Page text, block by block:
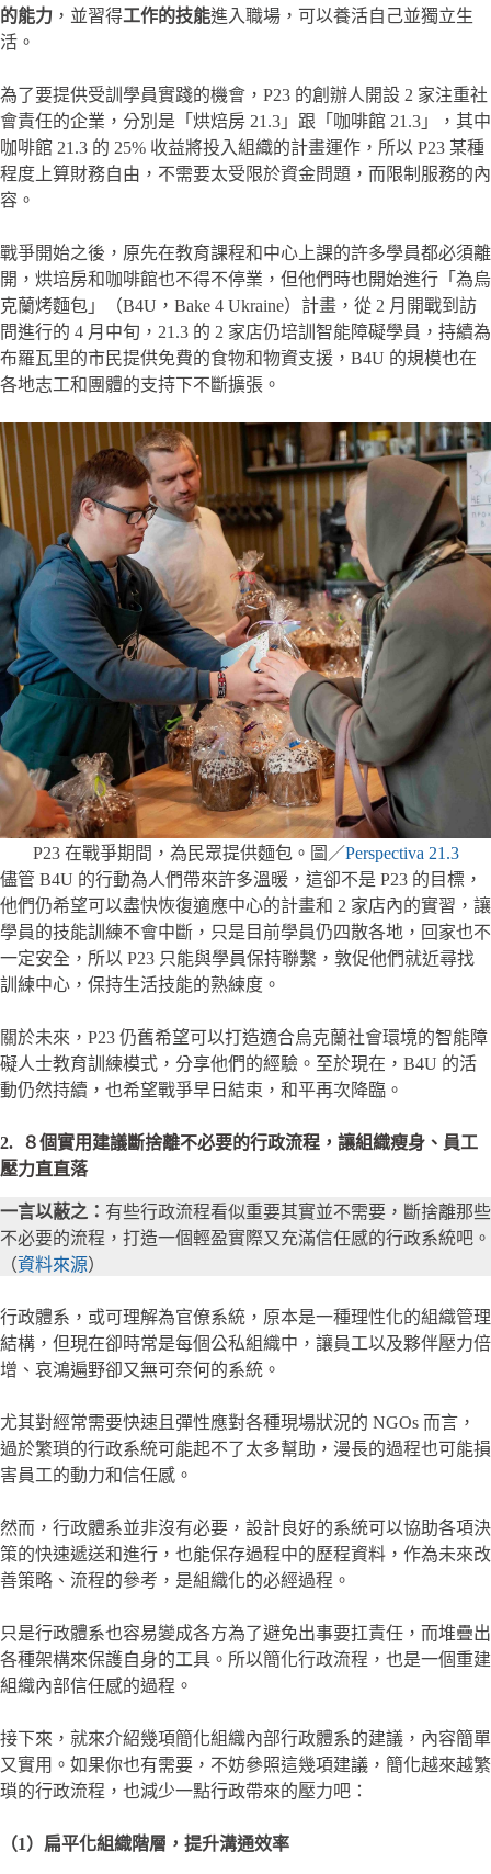
的能力 ，並習得工作的技能進入職場，可以養活自己並獨立生
活。
為了要提供受訓學員實踐的機會，P23 的創辦人開設 2 家注重社
會責任的企業，分別是「烘焙房 21.3」跟「咖啡館 21.3」，其中
咖啡館 21.3 的 25% 收益將投入組織的計畫運作，所以 P23 某種
程度上算財務自由，不需要太受限於資金問題，而限制服務的內
容。
戰爭開始之後，原先在教育課程和中心上課的許多學員都必須離
開，烘培房和咖啡館也不得不停業，但他們時也開始進行「為烏
克蘭烤麵包」（B4U，Bake 4 Ukraine）計畫，從 2 月開戰到訪
問進行的 4 月中旬，21.3 的 2 家店仍培訓智能障礙學員，持續為
布羅瓦里的市民提供免費的食物和物資支援，B4U 的規模也在
各地志工和團體的支持下不斷擴張。
P23 在戰爭期間，為民眾提供麵包。圖／Perspectiva 21.3
儘管 B4U 的行動為人們帶來許多溫暖，這卻不是 P23 的目標，
他們仍希望可以盡快恢復適應中心的計畫和 2 家店內的實習，讓
學員的技能訓練不會中斷，只是目前學員仍四散各地，回家也不
一定安全，所以 P23 只能與學員保持聯繫，敦促他們就近尋找
訓練中心，保持生活技能的熟練度。
關於未來，P23 仍舊希望可以打造適合烏克蘭社會環境的智能障
礙人士教育訓練模式，分享他們的經驗。至於現在，B4U 的活
動仍然持續，也希望戰爭早日結束，和平再次降臨。
2. ８個實用建議斷捨離不必要的行政流程，讓組織瘦身、員工
壓力直直落
一言以蔽之： 有些行政流程看似重要其實並不需要，斷捨離那些
不必要的流程，打造一個輕盈實際又充滿信任感的行政系統吧。
（資料來源）
行政體系，或可理解為官僚系統，原本是一種理性化的組織管理
結構，但現在卻時常是每個公私組織中，讓員工以及夥伴壓力倍
增、哀鴻遍野卻又無可奈何的系統。
尤其對經常需要快速且彈性應對各種現場狀況的 NGOs 而言，
過於繁瑣的行政系統可能起不了太多幫助，漫長的過程也可能損
害員工的動力和信任感。
然而，行政體系並非沒有必要，設計良好的系統可以協助各項決
策的快速遞送和進行，也能保存過程中的歷程資料，作為未來改
善策略、流程的參考，是組織化的必經過程。
只是行政體系也容易變成各方為了避免出事要扛責任，而堆疊出
各種架構來保護自身的工具。所以簡化行政流程，也是一個重建
組織內部信任感的過程。
接下來，就來介紹幾項簡化組織內部行政體系的建議，內容簡單
又實用。如果你也有需要，不妨參照這幾項建議，簡化越來越繁
瑣的行政流程，也減少一點行政帶來的壓力吧：
（1）扁平化組織階層，提升溝通效率